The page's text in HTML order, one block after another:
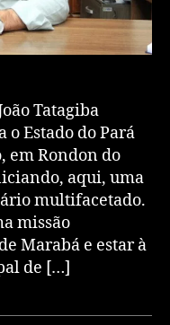
Tatagiba
Estado do Pará
em Rondon do
aqui, uma
multifacetado.
missão
Marabá e estar à
de […]